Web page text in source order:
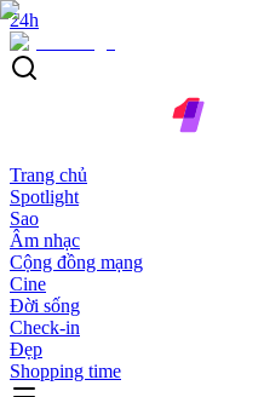
24h
Trang chủ
Spotlight
Sao
Âm nhạc
Cộng đồng mạng
Cine
Đời sống
Check-in
Đẹp
Shopping time